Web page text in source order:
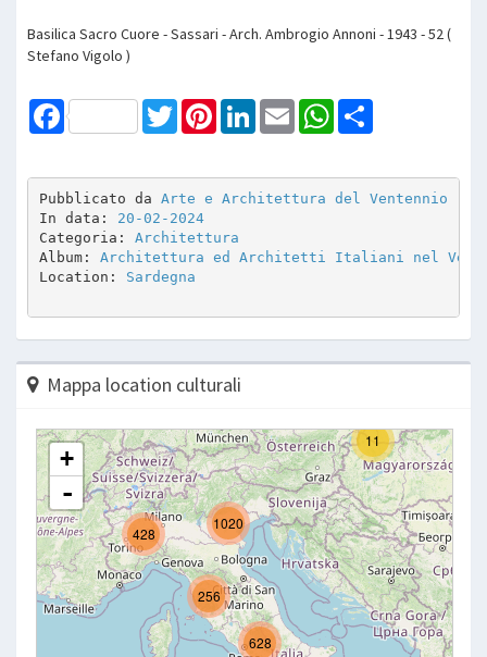
Basilica Sacro Cuore - Sassari - Arch. Ambrogio Annoni - 1943 - 52 (
Stefano Vigolo )
Facebook TwitterPinterestLinkedInEmail WhatsApp
Pubblicato da Arte e Architettura del Ventennio
In data: 20-02-2024
Categoria: Architettura
Album: Architettura ed Architetti Italiani nel
Location: Sardegna
Mappa location culturali